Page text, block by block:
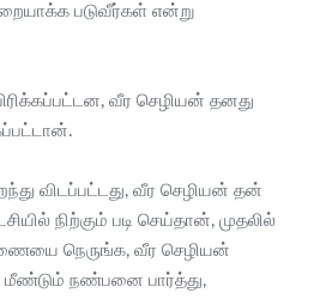
படுவீர்கள் என்று
வீர செழியன் தனது
விடப்பட்டது, வீர செழியன் தன்
நிற்கும் படி செய்தான், முதலில்
நெருங்க, வீர செழியன்
நண்பனை பார்த்து,